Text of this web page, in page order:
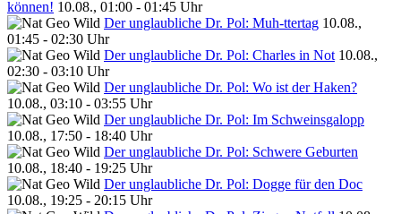
können! 10.08., 01:00 - 01:45 Uhr
Der unglaubliche Dr. Pol: Muh-ttertag 10.08.,
01:45 - 02:30 Uhr
Der unglaubliche Dr. Pol: Charles in Not 10.08.,
02:30 - 03:10 Uhr
Der unglaubliche Dr. Pol: Wo ist der Haken?
10.08., 03:10 - 03:55 Uhr
Der unglaubliche Dr. Pol: Im Schweinsgalopp
10.08., 17:50 - 18:40 Uhr
Der unglaubliche Dr. Pol: Schwere Geburten
10.08., 18:40 - 19:25 Uhr
Der unglaubliche Dr. Pol: Dogge für den Doc
10.08., 19:25 - 20:15 Uhr